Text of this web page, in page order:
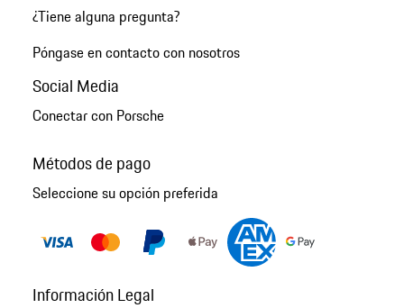
¿Tiene alguna pregunta?
Póngase en contacto con nosotros
Social Media
Conectar con Porsche
Métodos de pago
Seleccione su opción preferida
Información Legal